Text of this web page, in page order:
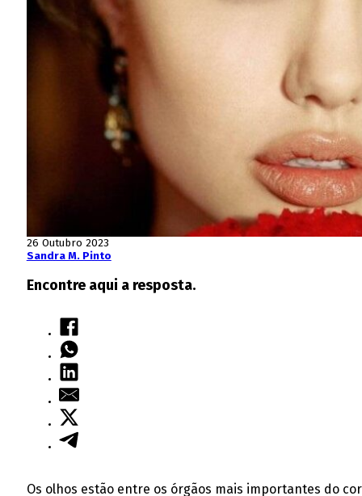
26 Outubro 2023
Sandra M. Pinto
Encontre aqui a resposta.
Os olhos estão entre os órgãos mais importantes do